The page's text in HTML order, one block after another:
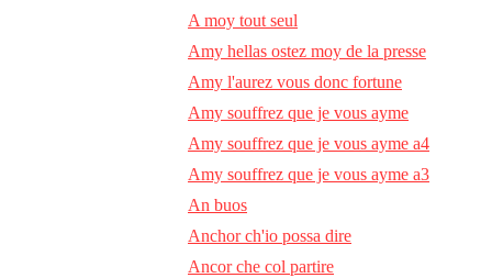
A moy tout seul
Amy hellas ostez moy de la presse
Amy l'aurez vous donc fortune
Amy souffrez que je vous ayme
Amy souffrez que je vous ayme a4
Amy souffrez que je vous ayme a3
An buos
Anchor ch'io possa dire
Ancor che col partire